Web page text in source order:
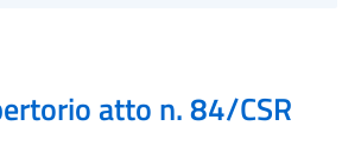
atto n. 84/CSR